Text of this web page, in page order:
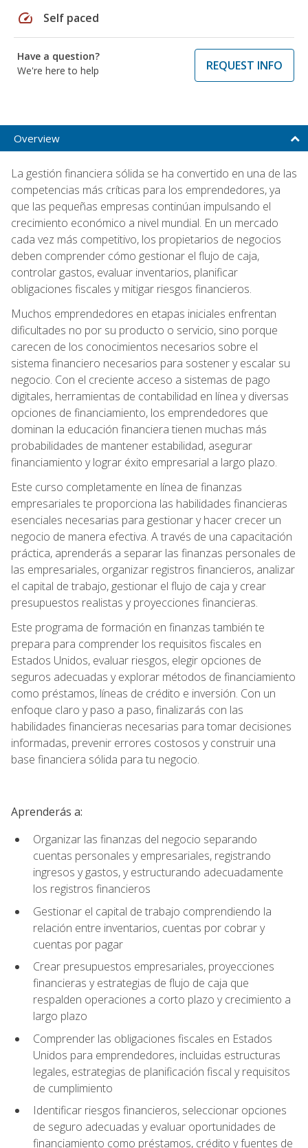
speed Self paced
Have a question?
We're here to help
REQUEST INFO
Overview
La gestión financiera sólida se ha convertido en una de las
competencias más críticas para los emprendedores, ya
que las pequeñas empresas continúan impulsando el
crecimiento económico a nivel mundial. En un mercado
cada vez más competitivo, los propietarios de negocios
deben comprender cómo gestionar el flujo de caja,
controlar gastos, evaluar inventarios, planificar
obligaciones fiscales y mitigar riesgos financieros.
Muchos emprendedores en etapas iniciales enfrentan
dificultades no por su producto o servicio, sino porque
carecen de los conocimientos necesarios sobre el
sistema financiero necesarios para sostener y escalar su
negocio. Con el creciente acceso a sistemas de pago
digitales, herramientas de contabilidad en línea y diversas
opciones de financiamiento, los emprendedores que
dominan la educación financiera tienen muchas más
probabilidades de mantener estabilidad, asegurar
financiamiento y lograr éxito empresarial a largo plazo.
Este curso completamente en línea de finanzas
empresariales te proporciona las habilidades financieras
esenciales necesarias para gestionar y hacer crecer un
negocio de manera efectiva. A través de una capacitación
práctica, aprenderás a separar las finanzas personales de
las empresariales, organizar registros financieros, analizar
el capital de trabajo, gestionar el flujo de caja y crear
presupuestos realistas y proyecciones financieras.
Este programa de formación en finanzas también te
prepara para comprender los requisitos fiscales en
Estados Unidos, evaluar riesgos, elegir opciones de
seguros adecuadas y explorar métodos de financiamiento
como préstamos, líneas de crédito e inversión. Con un
enfoque claro y paso a paso, finalizarás con las
habilidades financieras necesarias para tomar decisiones
informadas, prevenir errores costosos y construir una
base financiera sólida para tu negocio.
Aprenderás a:
Organizar las finanzas del negocio separando
cuentas personales y empresariales, registrando
ingresos y gastos, y estructurando adecuadamente
los registros financieros
Gestionar el capital de trabajo comprendiendo la
relación entre inventarios, cuentas por cobrar y
cuentas por pagar
Crear presupuestos empresariales, proyecciones
financieras y estrategias de flujo de caja que
respalden operaciones a corto plazo y crecimiento a
largo plazo
Comprender las obligaciones fiscales en Estados
Unidos para emprendedores, incluidas estructuras
legales, estrategias de planificación fiscal y requisitos
de cumplimiento
Identificar riesgos financieros, seleccionar opciones
de seguro adecuadas y evaluar oportunidades de
financiamiento como préstamos, crédito y fuentes de